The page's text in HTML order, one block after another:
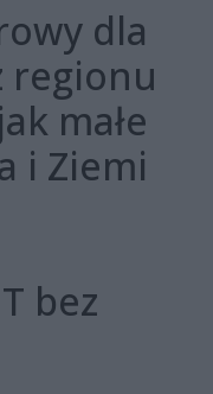
dla
małe
i Ziemi
bez